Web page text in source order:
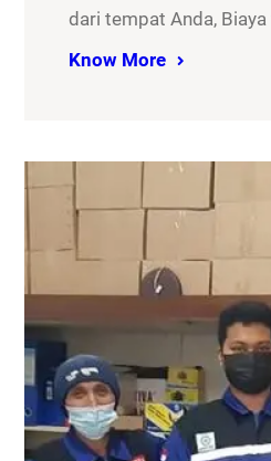
dari tempat Anda,
Know More